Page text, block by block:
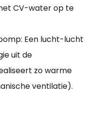
CV-water op te
Een lucht-lucht
uit de
zo warme
ventilatie).